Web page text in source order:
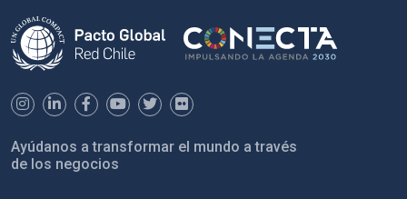
Ayúdanos a transformar el mundo a través
de los negocios